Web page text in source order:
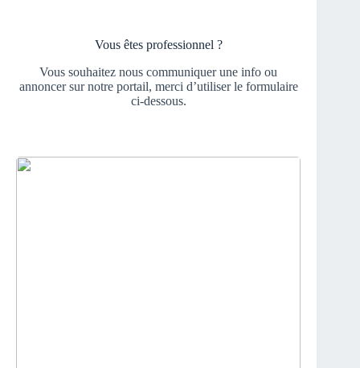
Vous êtes professionnel ?
Vous souhaitez nous communiquer une info ou
annoncer sur notre portail, merci d’utiliser le formulaire
ci-dessous.